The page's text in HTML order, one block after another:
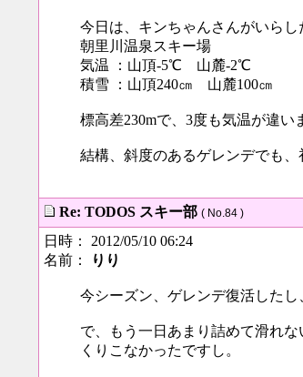
今日は、キンちゃんさんがいらし
朝里川温泉スキー場
気温 ：山頂-5℃ 山麓-2℃
積雪 ：山頂240㎝ 山麓100㎝
標高差230mで、3度も気温が違い
結構、斜度のあるゲレンデでも
Re: TODOS スキー部 ( No.84 )
日時： 2012/05/10 06:24
名前：
りり
今シーズン、ゲレンデ復活した
で、もう一日あまり詰めて滑れ
くりこなかったですし。